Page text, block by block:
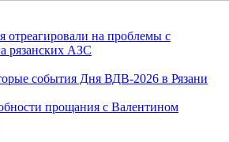
на проблемы с
рязанских АЗС
события Дня ВДВ-2026 в Рязани
прощания с Валентином